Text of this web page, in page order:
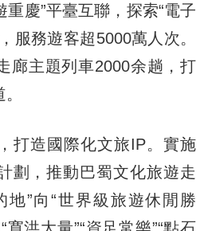
重慶”平臺互聯，探索“電子
服務遊客超5000萬人次。
廊主題列車2000余趟，打
造國際化文旅IP。實施
劃，推動巴蜀文化旅遊走
地”向“世界級旅遊休閒勝
洪大量”“資足常樂”“點石